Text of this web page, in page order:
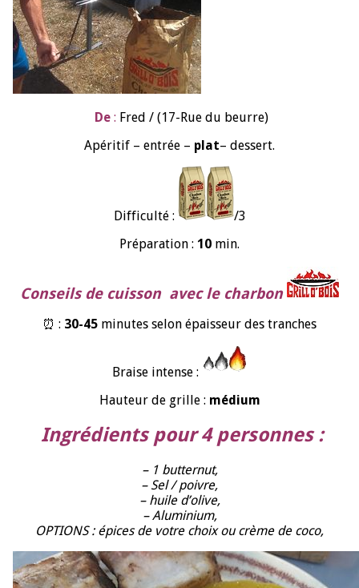
De : Fred / (17-Rue du beurre)
Apéritif – entrée – plat– dessert.
Difficulté :
/3
Préparation : 10 min.
Conseils de cuisson avec le charbon
⏰ : 30-45 minutes selon épaisseur des tranches
Braise intense :
Hauteur de grille : médium
Ingrédients pour 4 personnes :
– 1 butternut,
– Sel / poivre,
– huile d’olive,
– Aluminium,
OPTIONS : épices de votre choix ou crème de coco,